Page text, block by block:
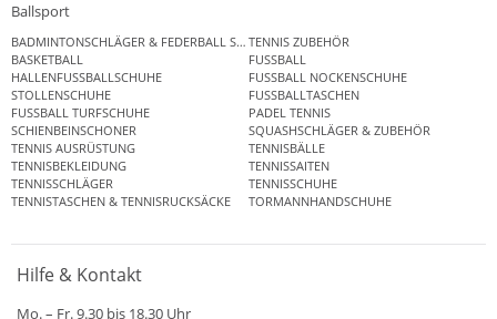
Ballsport
BADMINTONSCHLÄGER & FEDERBALL SETSTENNIS ZUBEHÖR
BASKETBALL
FUSSBALL
HALLENFUSSBALLSCHUHE
FUSSBALL NOCKENSCHUHE
STOLLENSCHUHE
FUSSBALLTASCHEN
FUSSBALL TURFSCHUHE
PADEL TENNIS
SCHIENBEINSCHONER
SQUASHSCHLÄGER & ZUBEHÖR
TENNIS AUSRÜSTUNG
TENNISBÄLLE
TENNISBEKLEIDUNG
TENNISSAITEN
TENNISSCHLÄGER
TENNISSCHUHE
TENNISTASCHEN & TENNISRUCKSÄCKE
TORMANNHANDSCHUHE
Hilfe & Kontakt
Mo. – Fr. 9.30 bis 18.30 Uhr